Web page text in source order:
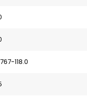
118.0